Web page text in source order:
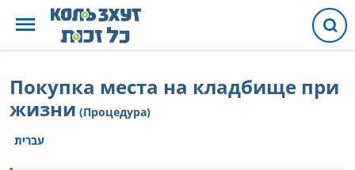
Покупка места на кладбище при
жизни (Процедура)
עברית